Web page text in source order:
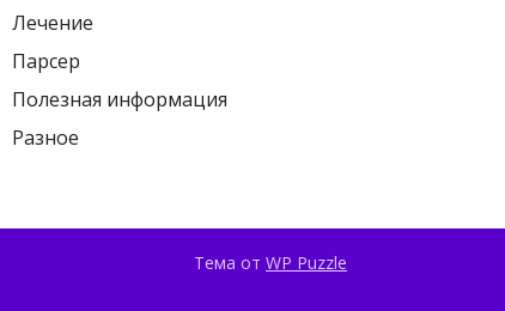
Лечение
Парсер
Полезная информация
Разное
Тема от WP Puzzle